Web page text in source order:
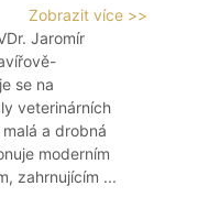
Zobrazit více >>
Jaromír
se na
veterinárních
a drobná
moderním
zahrnujícím ...